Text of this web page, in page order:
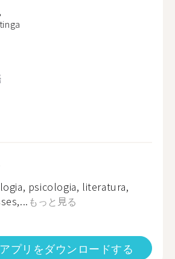
psicologia, literatura,
もっと見る
アプリをダウンロードする